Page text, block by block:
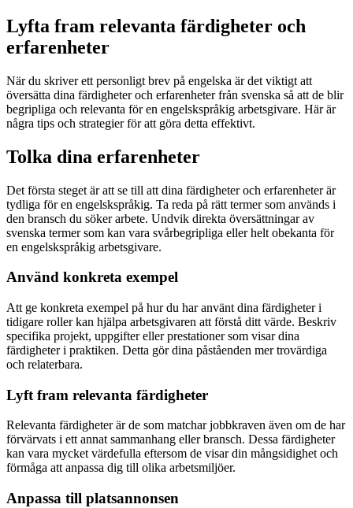
Lyfta fram relevanta färdigheter och
erfarenheter
När du skriver ett personligt brev på engelska är det viktigt att
översätta dina färdigheter och erfarenheter från svenska så att de blir
begripliga och relevanta för en engelskspråkig arbetsgivare. Här är
några tips och strategier för att göra detta effektivt.
Tolka dina erfarenheter
Det första steget är att se till att dina färdigheter och erfarenheter är
tydliga för en engelskspråkig. Ta reda på rätt termer som används i
den bransch du söker arbete. Undvik direkta översättningar av
svenska termer som kan vara svårbegripliga eller helt obekanta för
en engelskspråkig arbetsgivare.
Använd konkreta exempel
Att ge konkreta exempel på hur du har använt dina färdigheter i
tidigare roller kan hjälpa arbetsgivaren att förstå ditt värde. Beskriv
specifika projekt, uppgifter eller prestationer som visar dina
färdigheter i praktiken. Detta gör dina påståenden mer trovärdiga
och relaterbara.
Lyft fram relevanta färdigheter
Relevanta färdigheter är de som matchar jobbkraven även om de har
förvärvats i ett annat sammanhang eller bransch. Dessa färdigheter
kan vara mycket värdefulla eftersom de visar din mångsidighet och
förmåga att anpassa dig till olika arbetsmiljöer.
Anpassa till platsannonsen